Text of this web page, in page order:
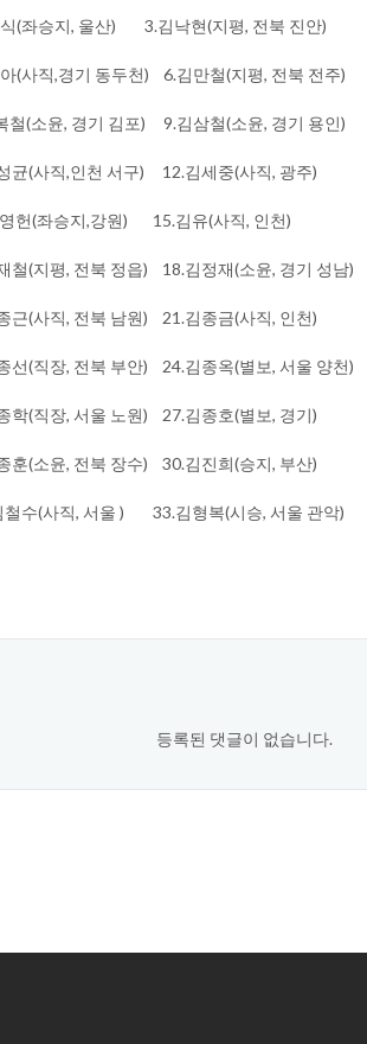
(좌승지, 울산) 3.김낙현(지평, 전북 진안)​
(사직,경기 동두천) 6.김만철(지평, 전북 전주)
철(소윤, 경기 김포)​ 9.김삼철(소윤, 경기 용인)
균(사직,인천 서구)​ 12.김세중​(사직, 광주)​
영헌(좌승지,강원)​ 15.김유(사직, 인천)
철(지평, 전북 정읍)​ 18.김정재(소윤, 경기 성남)
근(사직, 전북 남원) 21.김종금(사직, 인천)
(직장, 전북 부안) 24.김종옥(별보, 서울 양천)
학(직장, 서울 노원) 27.김종호(별보, 경기)
훈(소윤, 전북 장수) 30.김진희(승지​, 부산)
철수(사직, 서울 ) 33.김형복(시승, 서울 관악)
등록된 댓글이 없습니다.